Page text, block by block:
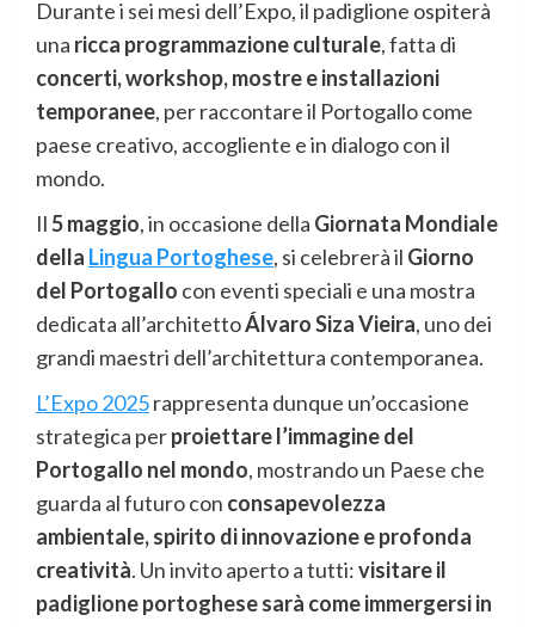
Durante i sei mesi dell’Expo, il padiglione ospiterà
una ricca programmazione culturale, fatta di
concerti, workshop, mostre e installazioni
temporanee, per raccontare il Portogallo come
paese creativo, accogliente e in dialogo con il
mondo.
Il5 maggio, in occasione della Giornata Mondiale
della Lingua Portoghese, si celebrerà il Giorno
del Portogallo con eventi speciali e una mostra
dedicata all’architettoÁlvaro Siza Vieira, uno dei
grandi maestri dell’architettura contemporanea.
L’Expo 2025rappresenta dunque un’occasione
strategica perproiettare l’immagine del
Portogallo nel mondo, mostrando un Paese che
guarda al futuro con consapevolezza
ambientale, spirito di innovazione e profonda
creatività. Un invito aperto a tutti:visitare il
padiglione portoghese sarà come immergersi in